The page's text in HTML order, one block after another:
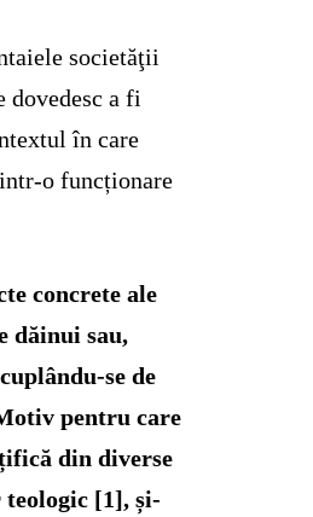
societăţii
dovedesc a fi
în care
o funcționare
concrete ale
dăinui sau,
se de
pentru care
din diverse
[1], și-